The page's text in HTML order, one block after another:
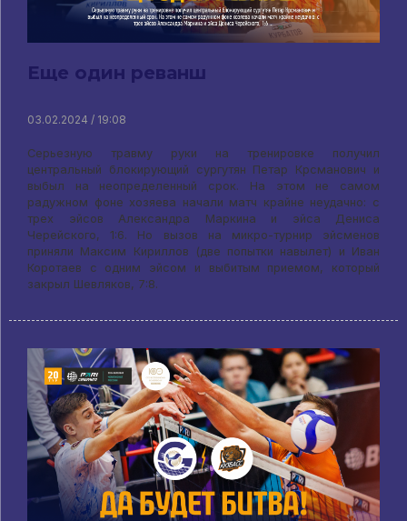
Еще один реванш
03.02.2024 / 19:08
Серьезную травму руки на тренировке получил
центральный блокирующий сургутян Петар Крсманович и
выбыл на неопределенный срок. На этом не самом
радужном фоне хозяева начали матч крайне неудачно: с
трех эйсов Александра Маркина и эйса Дениса
Черейского, 1:6. Но вызов на микро-турнир эйсменов
приняли Максим Кириллов (две попытки навылет) и Иван
Коротаев с одним эйсом и выбитым приемом, который
закрыл Шевляков, 7:8.